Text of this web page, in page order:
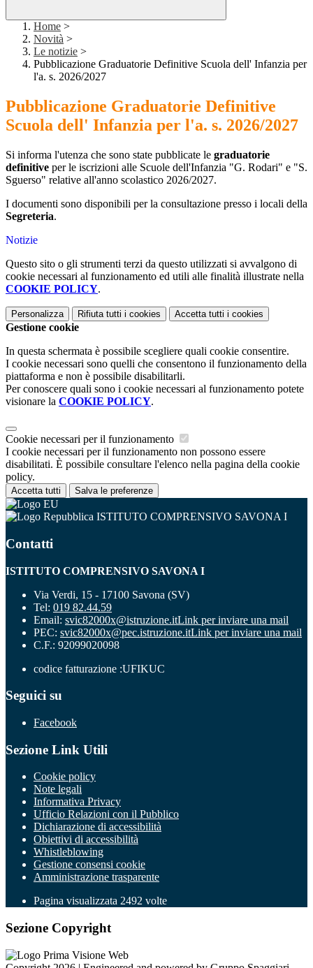
Home >
Novità >
Le notizie >
Pubblicazione Graduatorie Definitive Scuola dell' Infanzia per
l'a. s. 2026/2027
Pubblicazione Graduatorie Definitive
Scuola dell' Infanzia per l'a. s. 2026/2027
Si informa l'utenza che sono state pubblicate le graduatorie
definitive per le iscrizioni alle Scuole dell'Infanzia "G. Rodari" e "S.
Sguerso" relative all'anno scolastico 2026/2027.
I documenti sono disponibili per la consultazione presso i locali della
Segreteria.
Notizie
Questo sito o gli strumenti terzi da questo utilizzati si avvalgono di
cookie necessari al funzionamento ed utili alle finalità illustrate nella
COOKIE POLICY.
Personalizza Rifiuta tutti i cookies Accetta tutti i cookies
Gestione cookie
In questa schermata è possibile scegliere quali cookie consentire.
I cookie necessari sono quelli che consentono il funzionamento della
piattaforma e non è possibile disabilitarli.
Per conoscere quali sono i cookie necessari al funzionamento potete
visionare la COOKIE POLICY.
Cookie necessari per il funzionamento
I cookie necessari per il funzionamento non possono essere
disabilitati. È possibile consultare l'elenco nella pagina della cookie
policy.
Accetta tutti Salva le preferenze
ISTITUTO COMPRENSIVO SAVONA I
Contatti
ISTITUTO COMPRENSIVO SAVONA I
Via Verdi, 15 - 17100 Savona (SV)
Tel: 019 82.44.59
Email: svic82000x@istruzione.itLink per inviare una mail
PEC: svic82000x@pec.istruzione.itLink per inviare una mail
C.F.: 92099020098
codice fatturazione :UFIKUC
Seguici su
Facebook
Sezione Link Utili
Cookie policy
Note legali
Informativa Privacy
Ufficio Relazioni con il Pubblico
Dichiarazione di accessibilità
Obiettivi di accessibilità
Whistleblowing
Gestione consensi cookie
Amministrazione trasparente
Pagina visualizzata 2492 volte
Sezione Copyright